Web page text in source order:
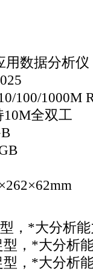
数据分析仪
100/1000M
全双工
， *大分析
， *大分析
， *大分析